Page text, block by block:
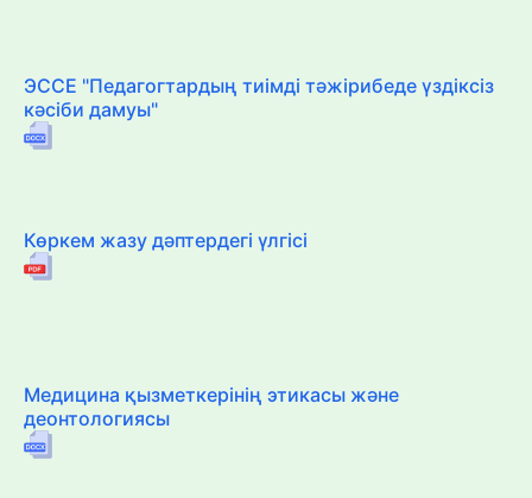
ЭССЕ "Педагогтардың тиімді тәжірибеде үздіксіз
кәсіби дамуы"
Көркем жазу дәптердегі үлгісі
Медицина қызметкерінің этикасы және
деонтологиясы